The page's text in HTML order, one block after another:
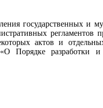
государственных и
регламентов
актов и
разработки и